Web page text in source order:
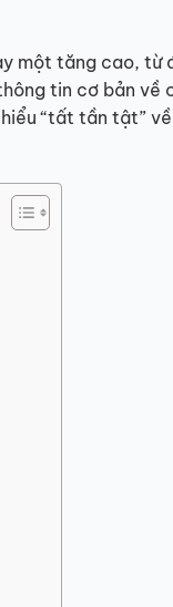
một tăng cao,
tin cơ bản về
“tất tần tật” về